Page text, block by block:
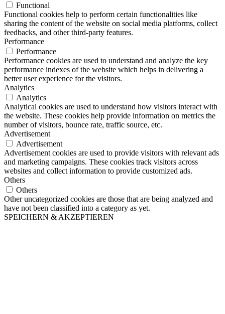
Functional
Functional cookies help to perform certain functionalities like
sharing the content of the website on social media platforms, collect
feedbacks, and other third-party features.
Performance
Performance
Performance cookies are used to understand and analyze the key
performance indexes of the website which helps in delivering a
better user experience for the visitors.
Analytics
Analytics
Analytical cookies are used to understand how visitors interact with
the website. These cookies help provide information on metrics the
number of visitors, bounce rate, traffic source, etc.
Advertisement
Advertisement
Advertisement cookies are used to provide visitors with relevant ads
and marketing campaigns. These cookies track visitors across
websites and collect information to provide customized ads.
Others
Others
Other uncategorized cookies are those that are being analyzed and
have not been classified into a category as yet.
SPEICHERN & AKZEPTIEREN